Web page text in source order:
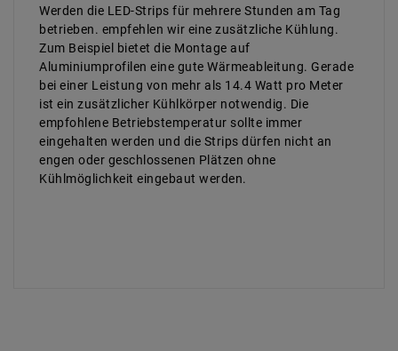
Werden die LED-Strips für mehrere Stunden am Tag
betrieben. empfehlen wir eine zusätzliche Kühlung.
Zum Beispiel bietet die Montage auf
Aluminiumprofilen eine gute Wärmeableitung. Gerade
bei einer Leistung von mehr als 14.4 Watt pro Meter
ist ein zusätzlicher Kühlkörper notwendig. Die
empfohlene Betriebstemperatur sollte immer
eingehalten werden und die Strips dürfen nicht an
engen oder geschlossenen Plätzen ohne
Kühlmöglichkeit eingebaut werden.